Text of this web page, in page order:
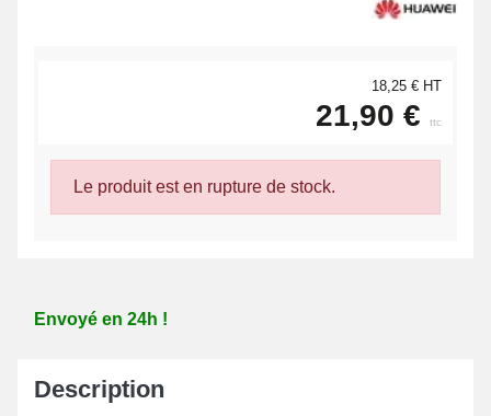
18,25 € HT
21,90 € ttc
Le produit est en rupture de stock.
Envoyé en 24h !
Description